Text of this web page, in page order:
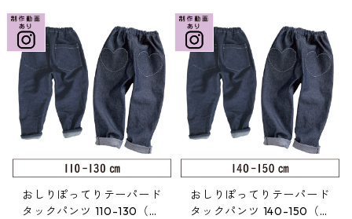
おしりぽってりテーパード
タックパンツ 110-130（2
おしりぽってりテーパード
タックパンツ 140-150（2